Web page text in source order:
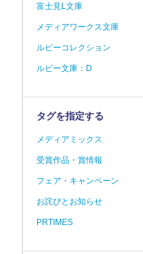
富士見L文庫
メディアワークス文庫
ルビーコレクション
ルビー文庫：D
タグを指定する
メディアミックス
受賞作品・賞情報
フェア・キャンペーン
お詫びとお知らせ
PRTIMES